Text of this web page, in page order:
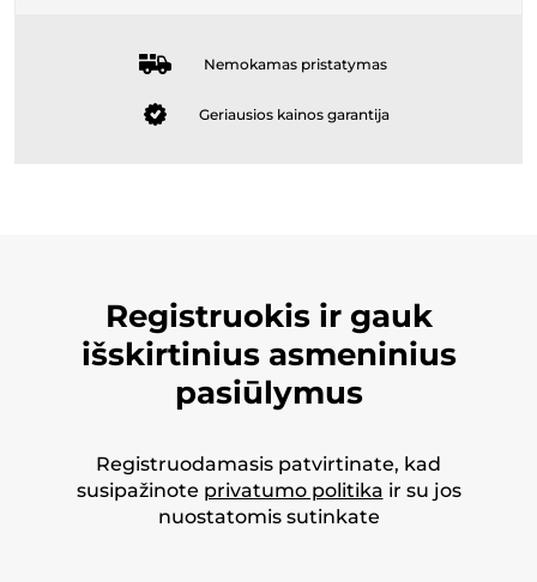
Nemokamas pristatymas
Geriausios kainos garantija
Registruokis ir gauk
išskirtinius asmeninius
pasiūlymus
Registruodamasis patvirtinate, kad
susipažinote privatumo politika ir su jos
nuostatomis sutinkate